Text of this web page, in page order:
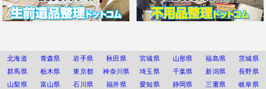
北海道 青森県 岩手県 秋田県 宮城県 山形県 福島県
茨城県
群馬県
栃木県 東京都 神奈川県 埼玉県 千葉県 新潟県
長野県
山梨県
富山県 石川県 福井県 愛知県 静岡県 三重県
岐阜県